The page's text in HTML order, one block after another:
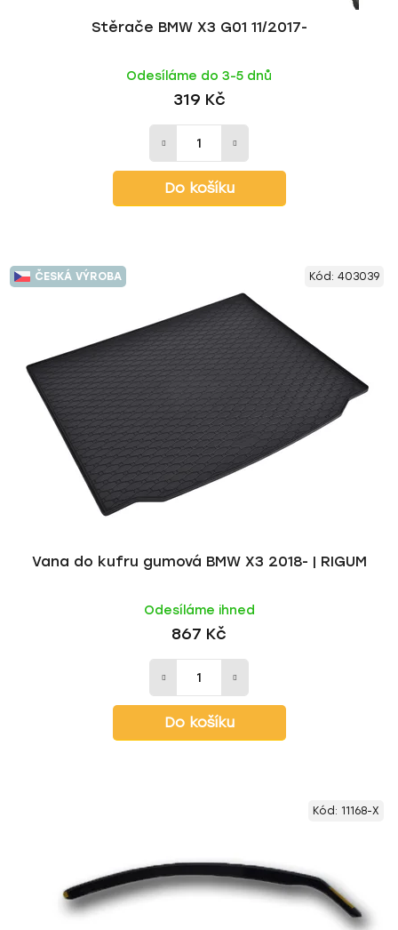
Stěrače BMW X3 G01 11/2017-
Odesíláme do 3-5 dnů
319 Kč
Do košíku
ČESKÁ VÝROBA
Vana do kufru gumová BMW X3 2018- | RIGUM
Odesíláme ihned
867 Kč
Do košíku
Kód: 403039
Kód: 11168-X